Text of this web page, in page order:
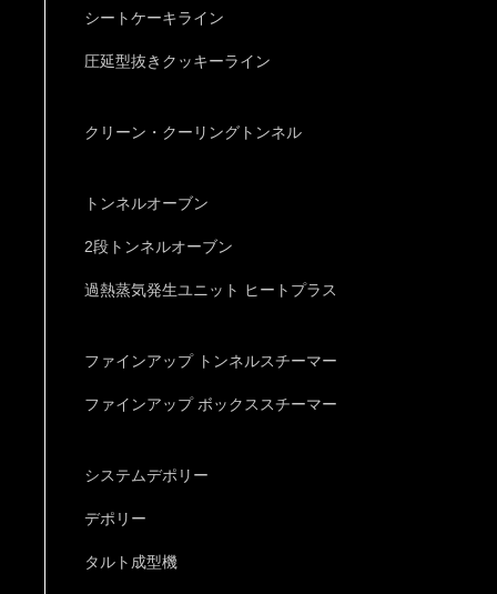
シートケーキライン
圧延型抜きクッキーライン
クリーン・クーリングトンネル
トンネルオーブン
2段トンネルオーブン
過熱蒸気発生ユニット ヒートプラス
ファインアップ トンネルスチーマー
ファインアップ ボックススチーマー
システムデポリー
デポリー
タルト成型機